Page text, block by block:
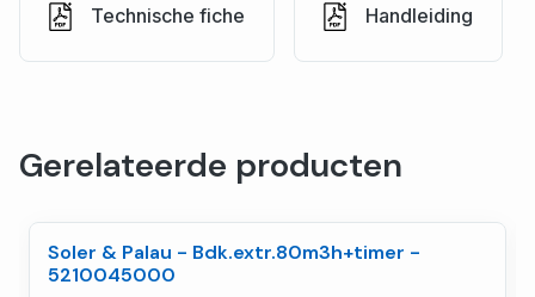
Technische fiche Handleiding
Gerelateerde producten
Soler & Palau - Bdk.extr.80m3h+timer -
5210045000